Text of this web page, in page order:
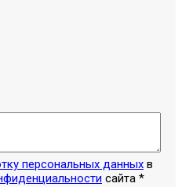
персональных данных в
сайта *